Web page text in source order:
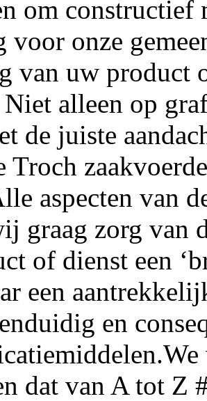
om constructief
voor onze
van uw product
alleen op
de juiste
Troch
aspecten van
graag zorg
of dienst een
een
en
dat van A tot Z